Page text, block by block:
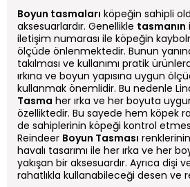
Boyun tasmaları köpeğin sahipli
aksesuarlardır. Genellikle tasmanın
iletişim numarası ile köpeğin
ölçüde önlenmektedir. Bunun
takılması ve kullanımı pratik
ırkına ve boyun yapısına uygun
kullanmak önemlidir. Bu nedenle
Tasma her ırka ve her boyuta
özelliktedir. Bu sayede hem köpek
de sahiplerinin köpeği kontrol
Reindeer Boyun Tasması
havalı tasarımı ile her ırka ve her
yakışan bir aksesuardır. Ayrıca dişi
rahatlıkla kullanabileceği desen ve